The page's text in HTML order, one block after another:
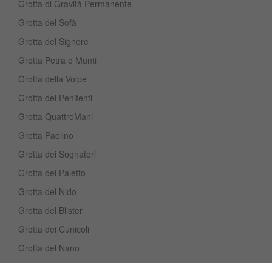
Grotta di Gravità Permanente
Grotta del Sofà
Grotta del Signore
Grotta Petra o Munti
Grotta della Volpe
Grotta dei Penitenti
Grotta QuattroMani
Grotta Paolino
Grotta dei Sognatori
Grotta del Paletto
Grotta del Nido
Grotta del Blister
Grotta dei Cunicoli
Grotta del Nano